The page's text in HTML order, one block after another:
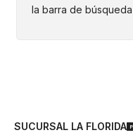
la barra de
SUCURSAL LA FLORIDA